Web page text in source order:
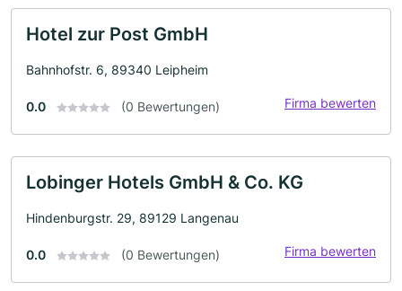
Hotel zur Post GmbH
Bahnhofstr. 6, 89340 Leipheim
0.0 (0 Bewertungen) Firma bewerten
Lobinger Hotels GmbH & Co. KG
Hindenburgstr. 29, 89129 Langenau
0.0 (0 Bewertungen) Firma bewerten